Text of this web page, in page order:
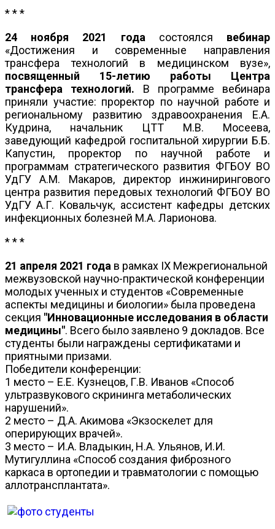
* * *
24 ноября 2021 года состоялся вебинар
«Достижения и современные направления
трансфера технологий в медицинском вузе»,
посвященный 15-летию работы Центра
трансфера технологий. В программе вебинара
приняли участие: проректор по научной работе и
региональному развитию здравоохранения Е.А.
Кудрина, начальник ЦТТ М.В. Мосеева,
заведующий кафедрой госпитальной хирургии Б.Б.
Капустин, проректор по научной работе и
программам стратегического развития ФГБОУ ВО
УдГУ А.М. Макаров, директор инжинирингового
центра развития передовых технологий ФГБОУ ВО
УдГУ А.Г. Ковальчук, ассистент кафедры детских
инфекционных болезней М.А. Ларионова.
* * *
21 апреля 2021 года в рамках IX Межрегиональной
межвузовской научно-практической конференции
молодых ученных и студентов «Современные
аспекты медицины и биологии» была проведена
секция "Инновационные исследования в области
медицины". Всего было заявлено 9 докладов. Все
студенты были награждены сертификатами и
приятными призами.
Победители конференции:
1 место – Е.Е. Кузнецов, Г.В. Иванов «Способ
ультразвукового скрининга метаболических
нарушений».
2 место – Д.А. Акимова «Экзоскелет для
оперирующих врачей».
3 место – И.А. Владыкин, Н.А. Ульянов, И.И.
Мутигуллина «Способ создания фиброзного
каркаса в ортопедии и травматологии с помощью
аллотрансплантата».